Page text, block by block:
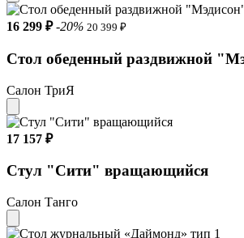
16 299 ₽ -20% 20 399 ₽
Стол обеденный раздвижной
Салон ТриЯ
17 157 ₽
Стул "Сити" вращающийся
Салон Танго